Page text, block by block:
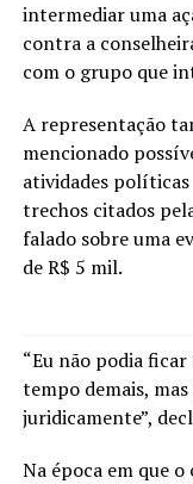
intermediar uma
contra a
com o grupo que
A representação
mencionado
atividades políticas
trechos citados
falado sobre uma
de R$ 5 mil.
“Eu não podia
tempo demais,
juridicamente”,
Na época em que